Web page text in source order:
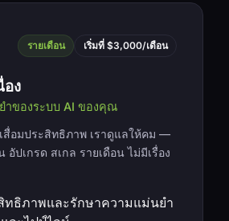
รายเดือน เริ่มที่ $3,000/เดือน
อง
ำของระบบ AI ของคุณ
สื่อมประสิทธิภาพ เราดูแลให้คม —
อัปเกรด สเกล รายเดือน ไม่มีเรื่อง
ทธิภาพและรักษาความแม่นยำ